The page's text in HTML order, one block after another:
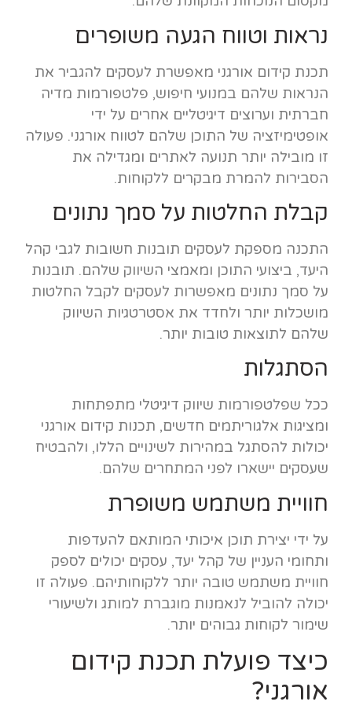
נראות וטווח הגעה משופרים
תכנת קידום אורגני מאפשרת לעסקים להגביר את
הנראות שלהם במנועי חיפוש, פלטפורמות מדיה
חברתית וערוצים דיגיטליים אחרים על ידי
אופטימיזציה של התוכן שלהם לטווח אורגני. פעולה
זו מובילה יותר תנועה לאתרים ומגדילה את
הסבירות להמרת מבקרים ללקוחות.
קבלת החלטות על סמך נתונים
התכנה מספקת לעסקים תובנות חשובות לגבי קהל
היעד, ביצועי התוכן ומאמצי השיווק שלהם. תובנות
על סמך נתונים מאפשרות לעסקים לקבל החלטות
מושכלות יותר ולחדד את אסטרטגיות השיווק
שלהם לתוצאות טובות יותר.
הסתגלות
ככל שפלטפורמות שיווק דיגיטלי מתפתחות
ומציגות אלגוריתמים חדשים, תכנות קידום אורגני
יכולות להסתגל במהירות לשינויים הללו, ולהבטיח
שעסקים יישארו לפני המתחרים שלהם.
חוויית משתמש משופרת
על ידי יצירת תוכן איכותי המותאם להעדפות
ותחומי העניין של קהל יעד, עסקים יכולים לספק
חוויית משתמש טובה יותר ללקוחותיהם. פעולה זו
יכולה להוביל לנאמנות מוגברת למותג ולשיעורי
שימור לקוחות גבוהים יותר.
כיצד פועלת תכנת קידום
אורגני?